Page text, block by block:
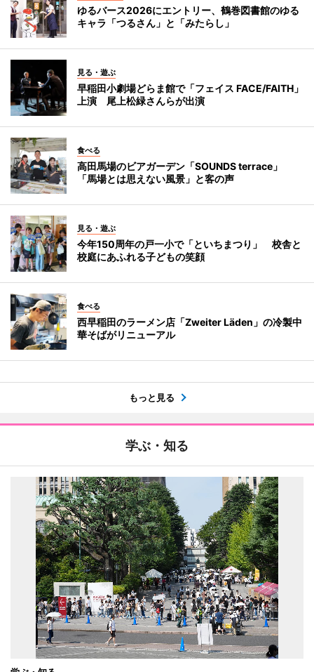
ゆるバース2026にエントリー、鶴巻図書館のゆる
キャラ「つるさん」と「みたらし」
見る・遊ぶ
早稲田小劇場どらま館で「フェイス FACE/FAITH」
上演 尾上松緑さんらが出演
食べる
高田馬場のビアガーデン「SOUNDS terrace」
「馬場とは思えない風景」と客の声
見る・遊ぶ
今年150周年の戸一小で「といちまつり」 校舎と
校庭にあふれる子どもの笑顔
食べる
西早稲田のラーメン店「Zweiter Läden」の冷製中
華そばがリニューアル
もっと見る
学ぶ・知る